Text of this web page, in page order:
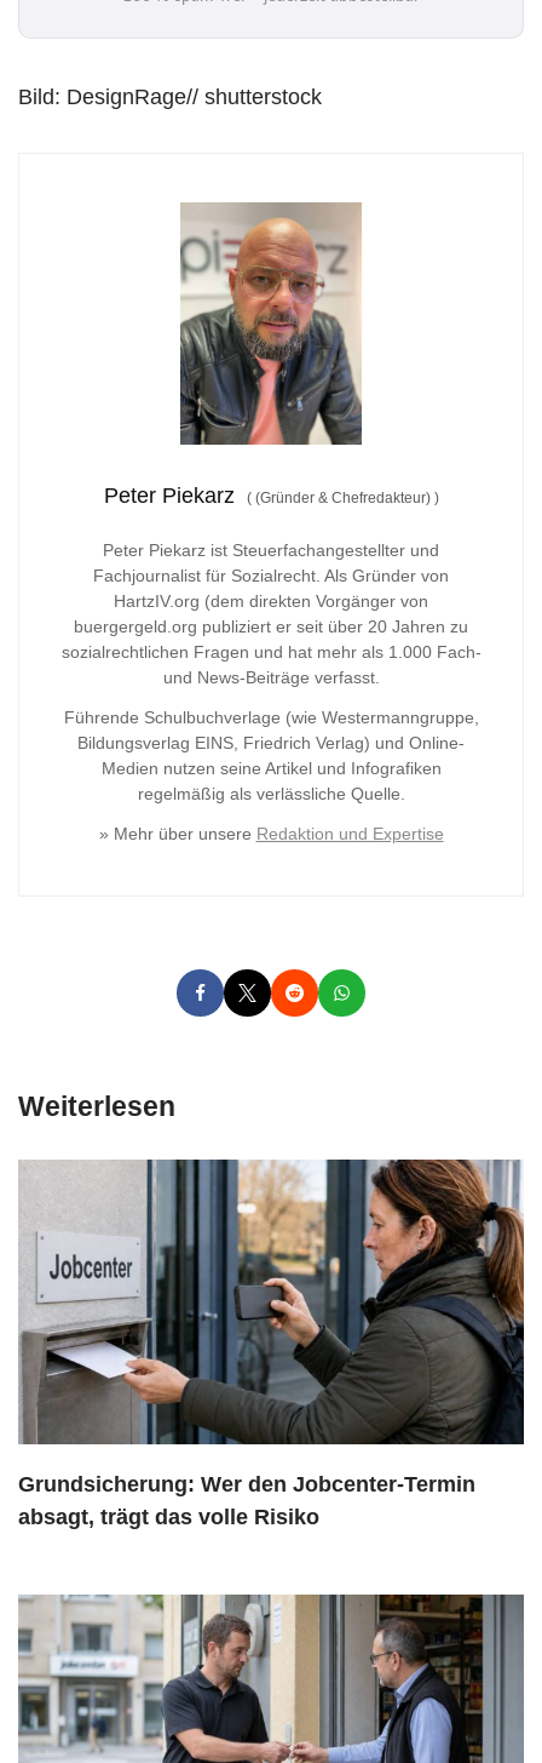
l
*
Bild: DesignRage// shutterstock
Peter Piekarz ((Gründer & Chefredakteur) )
Peter Piekarz ist Steuerfachangestellter und
Fachjournalist für Sozialrecht. Als Gründer von
HartzIV.org (dem direkten Vorgänger von
buergergeld.org publiziert er seit über 20 Jahren zu
sozialrechtlichen Fragen und hat mehr als 1.000 Fach-
und News-Beiträge verfasst.
Führende Schulbuchverlage (wie Westermanngruppe,
Bildungsverlag EINS, Friedrich Verlag) und Online-
Medien nutzen seine Artikel und Infografiken
regelmäßig als verlässliche Quelle.
» Mehr über unsere Redaktion und Expertise
Weiterlesen
Grundsicherung: Wer den Jobcenter-Termin
absagt, trägt das volle Risiko